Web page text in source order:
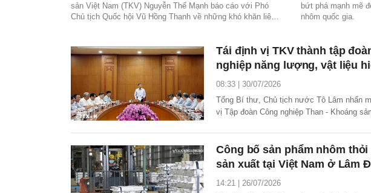
sản Việt Nam (TKV) Nguyễn Thế Mạnh báo cáo với Phó
Chủ tịch Quốc hội Vũ Hồng Thanh về những khó khăn liên
Đồng, ngày 19/8.
bứt phá mạnh mẽ
nhôm quốc gia.
Tái định vị TKV thành tập
nghiệp năng lượng, vật liệu
08:33 | 30/07/2026
Tổng Bí thư, Chủ tịch nước Tô Lâm nhấn
vị Tập đoàn Công nghiệp Than - Khoáng
Công bố sản phẩm nhôm thỏi
sản xuất tại Việt Nam ở Lâm
14:21 | 26/07/2026